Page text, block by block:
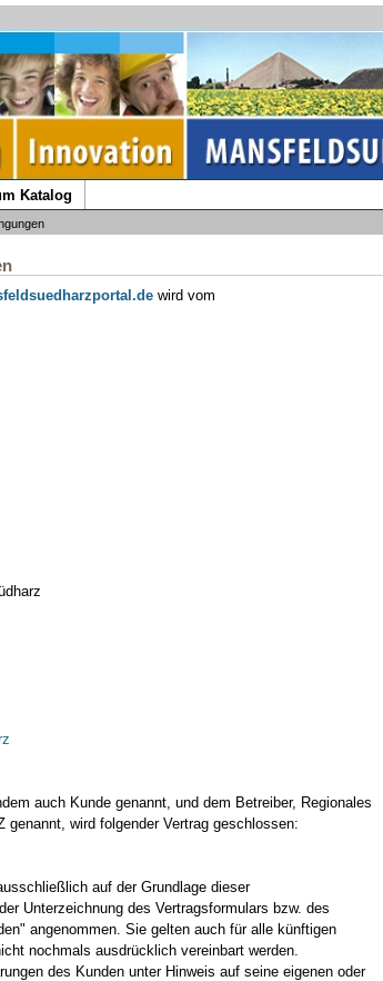
Katalog
wird vom
auch Kunde genannt, und dem Betreiber, Regionales
genannt, wird folgender Vertrag geschlossen:
auf der Grundlage dieser
Unterzeichnung des Vertragsformulars bzw. des
angenommen. Sie gelten auch für alle künftigen
nochmals ausdrücklich vereinbart werden.
des Kunden unter Hinweis auf seine eigenen oder